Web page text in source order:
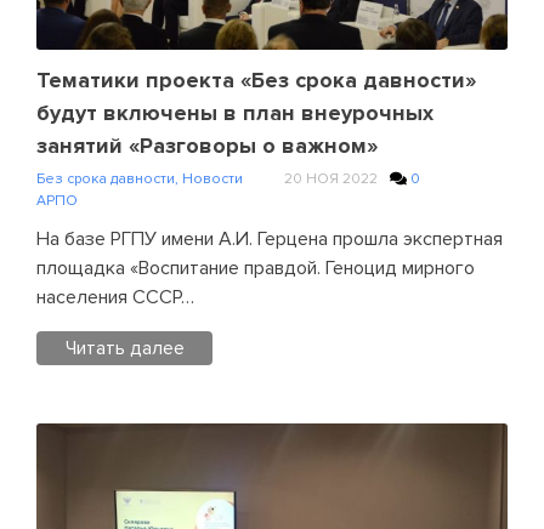
Comment
on
В
Санкт-
Петербурге
на
базе
имени
А.И.
Герцена
состоялось
заседание
Ассоциации
образования
Тематики проекта «Без срока давности»
будут включены в план внеурочных
занятий «Разговоры о важном»
Без срока давности, Новости
АРПО
20 НОЯ 2022 0
На базе РГПУ имени А.И. Герцена прошла экспертная
площадка «Воспитание правдой. Геноцид мирного
населения СССР…
Читать далее
in
давности,